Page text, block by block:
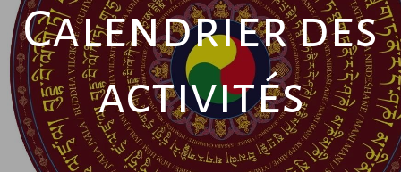
Calendrier des
activités